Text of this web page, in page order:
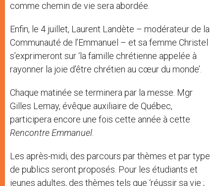
comme chemin de vie sera abordée.
Enfin, le 4 juillet, Laurent Landète – modérateur de la
Communauté de l’Emmanuel – et sa femme Christel
s’exprimeront sur ‘la famille chrétienne appelée à
rayonner la joie d’être chrétien au cœur du monde’.
Chaque matinée se terminera par la messe. Mgr
Gilles Lemay, évêque auxiliaire de Québec,
participera encore une fois cette année à cette
Rencontre Emmanuel
Les après-midi, des parcours par thèmes et par type
de publics seront proposés. Pour les étudiants et
jeunes adultes, des thèmes tels que ‘réussir sa vie ;